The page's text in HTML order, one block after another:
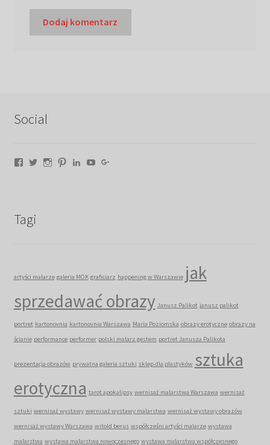
Social
Facebook
TwitterInstagram
PinterestLinkedIn
YouTube
Tagi
artyści malarze galeria MOK graficiarz happening w Warszawie jak
sprzedawać obrazy Janusz Palikot janusz palikot
portret kartonovnia kartonovnia Warszawa Maria Poziomska obrazy erotyczne obrazy na
ścianie performance performer polski malarz gestem portret Janusza Palikota
prezentacja obrazów prywatna galeria sztuki sklep dla plastyków sztuka
erotyczna tarot apokalipsy wernisaż malarstwa Warszawa wernisaż
sztuki wernisaż wystawy wernisaż wystawy malarstwa wernisaż wystawy obrazów
wernisaż wystawy Warszawa witold berus współcześni artyści malarze wystawa
malarstwa wystawa malarstwa nowoczesnego wystawa malarstwa współczesnego